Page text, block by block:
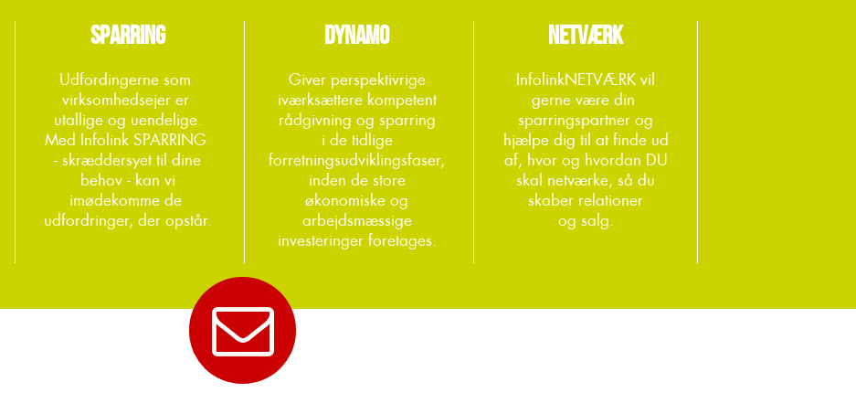
SPARRING
Udfordingerne som
virksomhedsejer er
utallige og uendelige.
Med Infolink SPARRING
- skræddersyet til dine
behov - kan vi
imødekomme de
udfordringer, der opstår.
DYNAMO
Giver perspektivrige
iværksættere kompetent
rådgivning og sparring
i de tidlige
forretningsudviklingsfaser,
inden de store
økonomiske og
arbejdsmæssige
investeringer foretages.
NETVÆRK
InfolinkNETVÆRK vil
gerne være din
sparringspartner og
hjælpe dig til at finde ud
af, hvor og hvordan DU
skal netværke, så du
skaber relationer
og salg.